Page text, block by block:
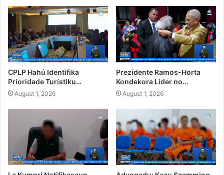
CPLP Hahú Identifika
Prioridade Turístiku…
August 1, 2026
Prezidente Ramos-Horta
Kondekora Líder no…
August 1, 2026